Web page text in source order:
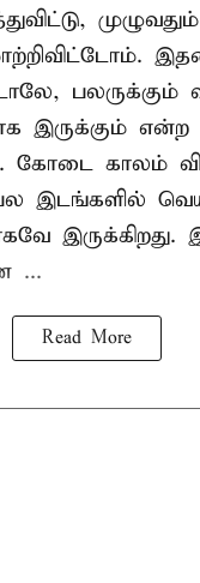
பலருக்கும்
இருக்கும்
கோடை காலம்
இடங்களில்
...
Read More